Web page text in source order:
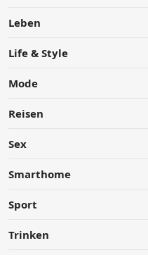
Leben
Life & Style
Mode
Reisen
Sex
Smarthome
Sport
Trinken